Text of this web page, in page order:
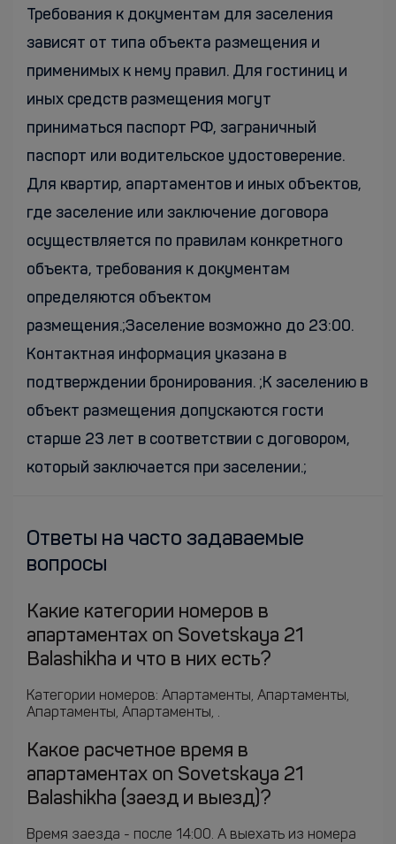
Требования к документам для заселения
зависят от типа объекта размещения и
применимых к нему правил. Для гостиниц и
иных средств размещения могут
приниматься паспорт РФ, заграничный
паспорт или водительское удостоверение.
Для квартир, апартаментов и иных объектов,
где заселение или заключение договора
осуществляется по правилам конкретного
объекта, требования к документам
определяются объектом
размещения.;Заселение возможно до 23:00.
Контактная информация указана в
подтверждении бронирования. ;К заселению в
объект размещения допускаются гости
старше 23 лет в соответствии с договором,
который заключается при заселении.;
Ответы на часто задаваемые
вопросы
Какие категории номеров в
апартаментах on Sovetskaya 21
Balashikha и что в них есть?
Категории номеров: Апартаменты, Апартаменты,
Апартаменты, Апартаменты, .
Какое расчетное время в
апартаментах on Sovetskaya 21
Balashikha (заезд и выезд)?
Время заезда - после 14:00. А выехать из номера